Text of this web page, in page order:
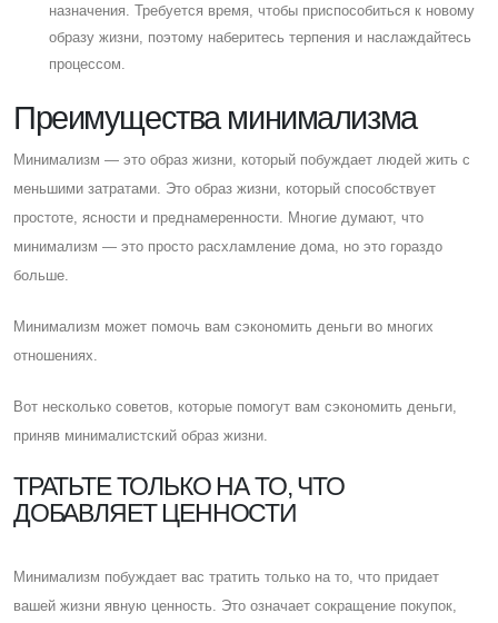
назначения. Требуется время, чтобы приспособиться к новому
образу жизни, поэтому наберитесь терпения и наслаждайтесь
процессом.
Преимущества минимализма
Минимализм — это образ жизни, который побуждает людей жить с
меньшими затратами. Это образ жизни, который способствует
простоте, ясности и преднамеренности. Многие думают, что
минимализм — это просто расхламление дома, но это гораздо
больше.
Минимализм может помочь вам сэкономить деньги во многих
отношениях.
Вот несколько советов, которые помогут вам сэкономить деньги,
приняв минималистский образ жизни.
ТРАТЬТЕ ТОЛЬКО НА ТО, ЧТО
ДОБАВЛЯЕТ ЦЕННОСТИ
Минимализм побуждает вас тратить только на то, что придает
вашей жизни явную ценность. Это означает сокращение покупок,